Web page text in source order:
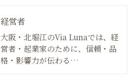
経営者
大阪・北堀江のVia Lunaでは、経
営者・起業家のために、信頼・品
格・影響力が伝わる…